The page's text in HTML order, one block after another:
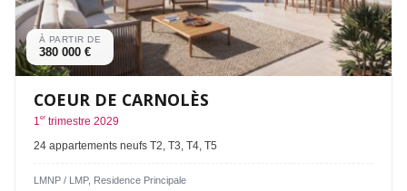
À PARTIR DE
380 000 €
COEUR DE CARNOLÈS
1 er trimestre 2029
24 appartements neufs T2, T3, T4, T5
LMNP / LMP, Residence Principale